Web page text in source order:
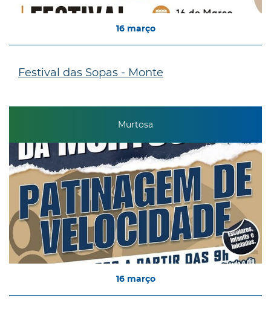
16 março
Festival das Sopas - Monte
Murtosa
16 março